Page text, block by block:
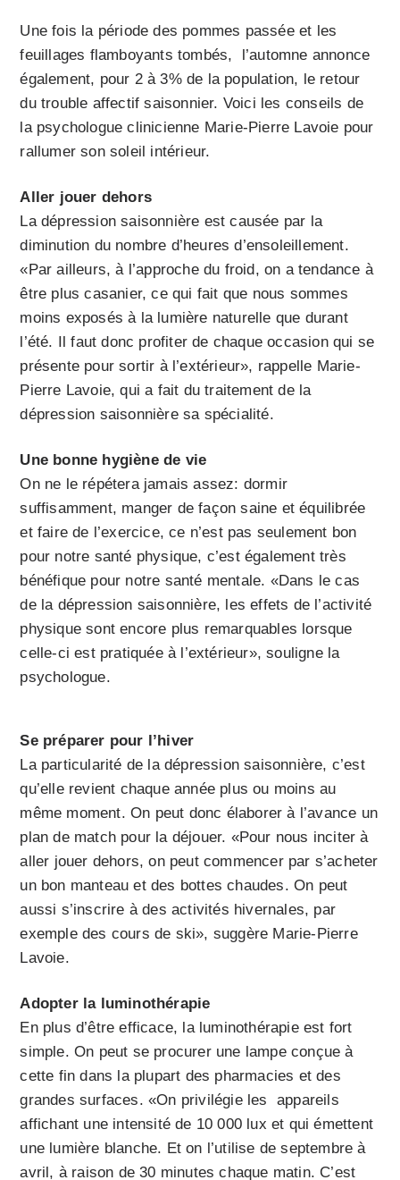
Une fois la période des pommes passée et les
feuillages flamboyants tombés,
l’automne annonce
également, pour 2 à 3% de la population, le retour
du trouble affectif saisonnier. Voici les conseils de
la psychologue clinicienne Marie-Pierre Lavoie pour
rallumer son soleil intérieur.
Aller jouer dehors
La dépression saisonnière est causée par la
diminution du nombre d’heures d’ensoleillement.
«Par ailleurs, à l’approche du froid, on a tendance à
être plus casanier, ce qui fait que nous sommes
moins exposés à la lumière naturelle que durant
l’été. Il faut donc profiter de chaque occasion qui se
présente pour sortir à l’extérieur», rappelle Marie-
Pierre Lavoie, qui a fait du traitement de la
dépression saisonnière sa spécialité.
Une bonne hygiène de vie
On ne le répétera jamais assez: dormir
suffisamment, manger de façon saine et équilibrée
et faire de l’exercice, ce n’est pas seulement bon
pour notre santé physique, c’est également très
bénéfique pour notre santé mentale. «Dans le cas
de la dépression saisonnière, les effets de l’activité
physique sont encore plus remarquables lorsque
celle-ci est pratiquée à l’extérieur», souligne la
psychologue.
Se préparer pour l’hiver
La particularité de la dépression saisonnière, c’est
qu’elle revient chaque année plus ou moins au
même moment. On peut donc élaborer à l’avance un
plan de match pour la déjouer. «Pour nous inciter à
aller jouer dehors, on peut commencer par s’acheter
un bon manteau et des bottes chaudes. On peut
aussi s’inscrire à des activités hivernales, par
exemple des cours de ski», suggère Marie-Pierre
Lavoie.
Adopter la luminothérapie
En plus d’être efficace, la luminothérapie est fort
simple. On peut se procurer une lampe conçue à
cette fin dans la plupart des pharmacies et des
grandes surfaces. «On privilégie les appareils
affichant une intensité de 10 000 lux et qui émettent
une lumière blanche. Et on l’utilise de septembre à
avril, à raison de 30 minutes chaque matin. C’est